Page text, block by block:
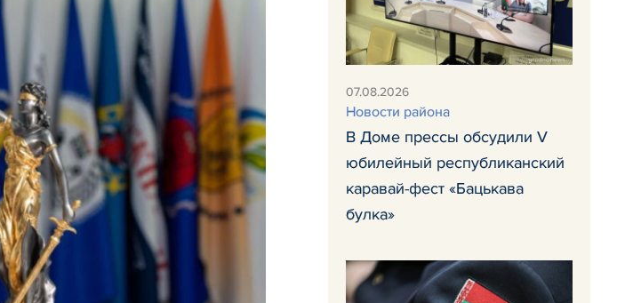
07.08.2026
Новости района
В Доме прессы обсудили V
юбилейный республиканский
каравай-фест «Бацькава
булка»